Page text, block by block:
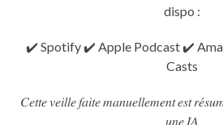
dispo :
✔️ Spotify ✔️ Apple Podcast ✔️
Casts
𝐶𝑒𝑡𝑡𝑒 𝑣𝑒𝑖𝑙𝑙𝑒 𝑓𝑎𝑖𝑡𝑒 𝑚𝑎𝑛𝑢𝑒𝑙𝑙𝑒𝑚𝑒𝑛𝑡 𝑒𝑠𝑡
𝑢𝑛𝑒 𝐼𝐴